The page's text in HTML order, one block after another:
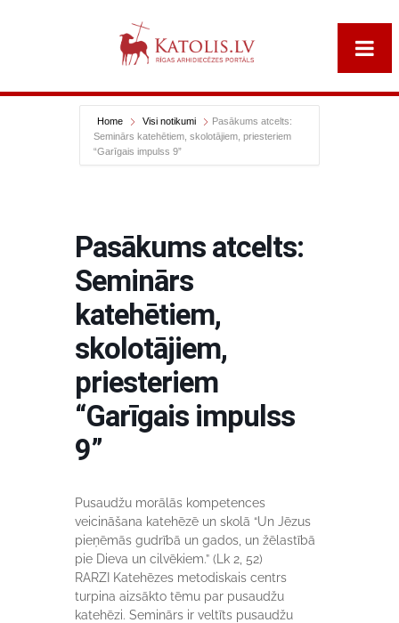
Home Visi notikumi
Pasākums atcelts:
Seminārs katehētiem, skolotājiem, priesteriem
“Garīgais impulss 9”
Pasākums atcelts:
Seminārs
katehētiem,
skolotājiem,
priesteriem
“Garīgais impulss
9”
Pusaudžu morālās kompetences
veicināšana katehēzē un skolā “Un Jēzus
pieņēmās gudrībā un gados, un žēlastībā
pie Dieva un cilvēkiem.” (Lk 2, 52)
RARZI Katehēzes metodiskais centrs
turpina aizsākto tēmu par pusaudžu
katehēzi. Seminārs ir veltīts pusaudžu